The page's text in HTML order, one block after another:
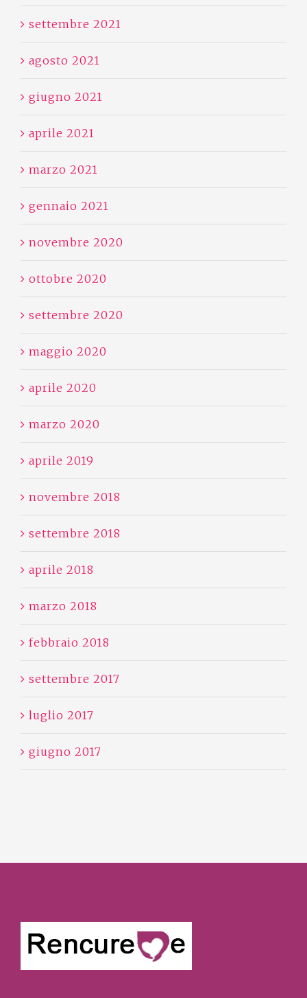
settembre 2021
agosto 2021
giugno 2021
aprile 2021
marzo 2021
gennaio 2021
novembre 2020
ottobre 2020
settembre 2020
maggio 2020
aprile 2020
marzo 2020
aprile 2019
novembre 2018
settembre 2018
aprile 2018
marzo 2018
febbraio 2018
settembre 2017
luglio 2017
giugno 2017